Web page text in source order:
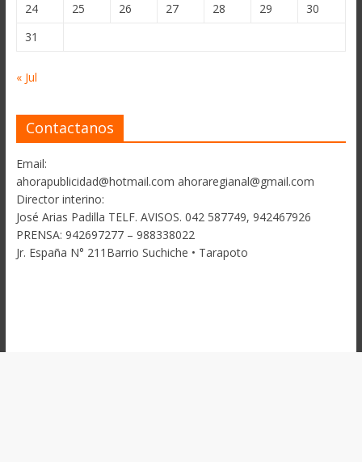
24
25 26 27 28 29
30
31
« Jul
Contactanos
Email:
ahorapublicidad@hotmail.com ahoraregianal@gmail.com
Director interino:
José Arias Padilla TELF. AVISOS. 042 587749, 942467926
PRENSA: 942697277 – 988338022
Jr. España N° 211Barrio Suchiche • Tarapoto